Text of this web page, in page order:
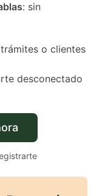
: sin
o clientes
desconectado